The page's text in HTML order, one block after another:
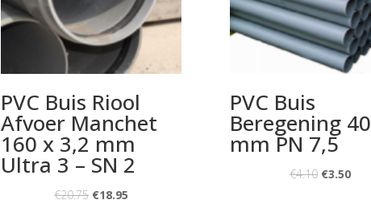
PVC Buis Riool
Afvoer Manchet
160 x 3,2 mm
Ultra 3 – SN 2
€20.75 €18.95
PVC Buis
Beregening 40
mm PN 7,5
€4.10 €3.50